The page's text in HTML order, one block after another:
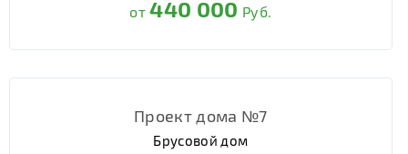
от440 000 Руб.
Проект дома №7
Брусовой дом